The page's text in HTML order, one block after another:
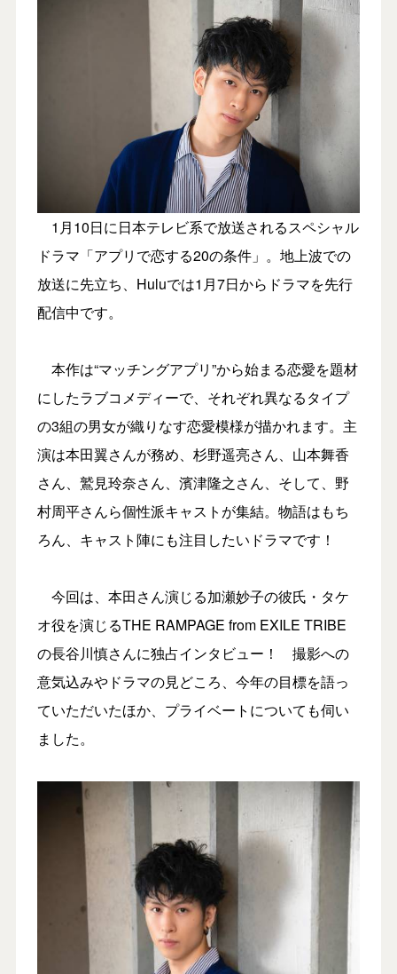
1月10日に日本テレビ系で放送されるスペシャル
ドラマ「アプリで恋する20の条件」。地上波での
放送に先立ち、Huluでは1月7日からドラマを先行
配信中です。
本作は“マッチングアプリ”から始まる恋愛を題材
にしたラブコメディーで、それぞれ異なるタイプ
の3組の男女が織りなす恋愛模様が描かれます。主
演は本田翼さんが務め、杉野遥亮さん、山本舞香
さん、鷲見玲奈さん、濱津隆之さん、そして、野
村周平さんら個性派キャストが集結。物語はもち
ろん、キャスト陣にも注目したいドラマです！
今回は、本田さん演じる加瀬妙子の彼氏・タケ
オ役を演じるTHE RAMPAGE from EXILE TRIBE
の長谷川慎さんに独占インタビュー！ 撮影への
意気込みやドラマの見どころ、今年の目標を語っ
ていただいたほか、プライベートについても伺い
ました。